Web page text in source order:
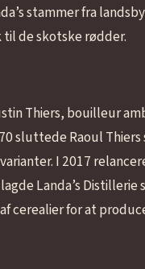
stammer fra
til de skotske rødder.
Thiers, bouilleur
sluttede Raoul
I 2017
Landa’s Distillerie
for at